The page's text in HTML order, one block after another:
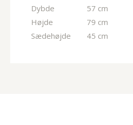
Dybde
57 cm
Højde
79 cm
Sædehøjde
45 cm